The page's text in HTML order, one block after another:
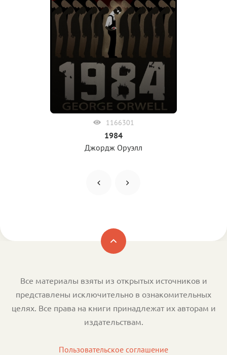
1166301
1984
Джордж Оруэлл
Все материалы взяты из открытых источников и
представлены исключительно в ознакомительных
целях. Все права на книги принадлежат их авторам и
издательствам.
Пользовательское соглашение